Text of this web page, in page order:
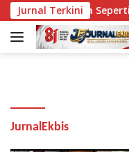
Langsung
ke
konten
Jurnal Terkini
Lagi: “Saya Seperti
JurnalEkbis